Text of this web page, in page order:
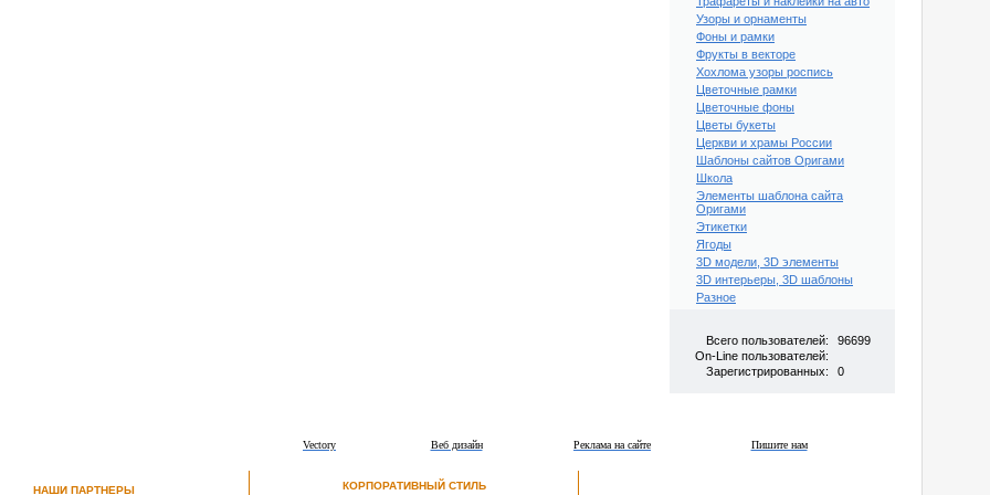
Узоры и орнаменты
Фоны и рамки
Фрукты в векторе
Хохлома узоры роспись
Цветочные рамки
Цветочные фоны
Цветы букеты
Церкви и храмы России
Шаблоны сайтов Оригами
Школа
Элементы шаблона сайта
Оригами
Этикетки
Ягоды
3D модели, 3D элементы
3D интерьеры, 3D шаблоны
Разное
Всего пользователей:
96699
On-Line пользователей:
Зарегистрированных:
0
Пишите нам
Реклама на сайте
Веб дизайн
Vectory
НАШИ ПАРТНЕРЫ КОРПОРАТИВНЫЙ СТИЛЬ